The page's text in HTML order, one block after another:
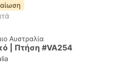
Αυστραλία
| Πτήση #VA254